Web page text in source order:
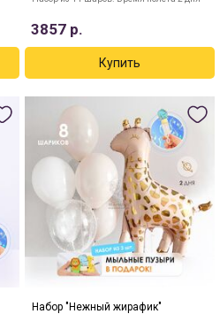
3857 р.
Набор "Нежный жирафик"